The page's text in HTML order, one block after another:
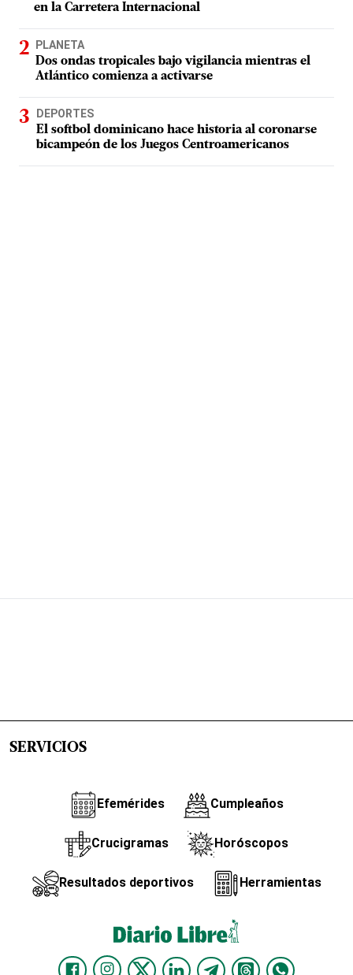
en la Carretera Internacional
PLANETA
Dos ondas tropicales bajo vigilancia mientras el
Atlántico comienza a activarse
DEPORTES
El softbol dominicano hace historia al coronarse
bicampeón de los Juegos Centroamericanos
SERVICIOS
Efemérides Cumpleaños
Crucigramas Horóscopos
Resultados deportivos Herramientas